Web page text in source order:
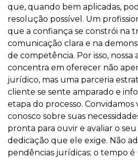
que, quando bem aplicadas,
resolução possível. Um
que a confiança se constrói na
comunicação clara e na
de competência. Por isso, nossa
concentra em oferecer não
jurídico, mas uma parceria
cliente se sente amparado e
etapa do processo. Convidamos
conosco sobre suas
pronta para ouvir e avaliar o seu
dedicação que ele exige. Não
pendências jurídicas; o tempo